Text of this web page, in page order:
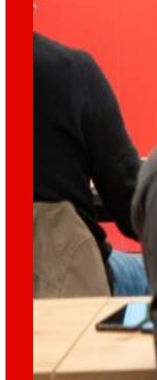
Informació
Resultats,
Sènior
Coneix el